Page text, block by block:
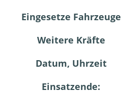
Eingesetze Fahrzeuge
Weitere Kräfte
Datum, Uhrzeit
Einsatzende: